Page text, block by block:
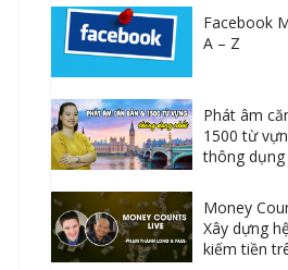
Facebook
A – Z
Phát âm
1500 từ
thông
Money
Xây dựng
kiếm tiền